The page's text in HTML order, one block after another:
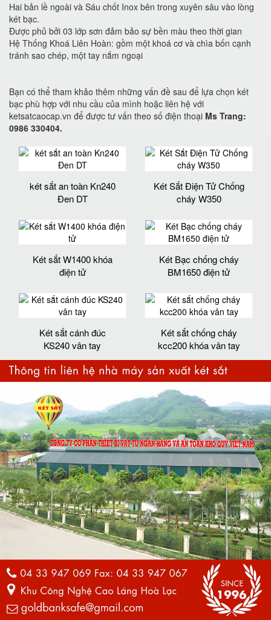
Hai bản lề ngoài và Sáu chốt Inox bên trong xuyên sâu vào lòng
két bạc.
Được phủ bởi 03 lớp sơn đảm bảo sự bền màu theo thời gian
Hệ Thống Khoá Liên Hoàn: gồm một khoá cơ và chìa bốn cạnh
tránh sao chép, một tay nắm ngoại
Bạn có thể tham khảo thêm những vấn đề sau để lựa chọn két
bạc phù hợp với nhu cầu của mình hoặc liên hệ với
ketsatcaocap.vn để được tư vấn theo số điện thoại Ms Trang:
0986 330404.
két sắt an toàn Kn240
Đen DT
Két Sắt Điện Tử Chống
cháy W350
Két sắt W1400 khóa
điện tử
Két Bạc chống cháy
BM1650 điện tử
Két sắt cánh đúc
KS240 vân tay
Két sắt chống cháy
kcc200 khóa vân tay